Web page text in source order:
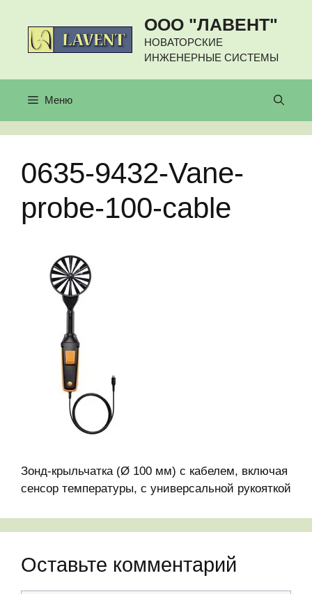
содержимому
ООО "ЛАВЕНТ"
НОВАТОРСКИЕ
ИНЖЕНЕРНЫЕ СИСТЕМЫ
Меню
0635-9432-Vane-
probe-100-cable
Зонд-крыльчатка (Ø 100 мм) с кабелем, включая
сенсор температуры, с универсальной рукояткой
Оставьте комментарий